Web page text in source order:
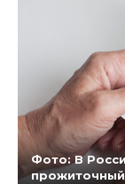
Фото: В